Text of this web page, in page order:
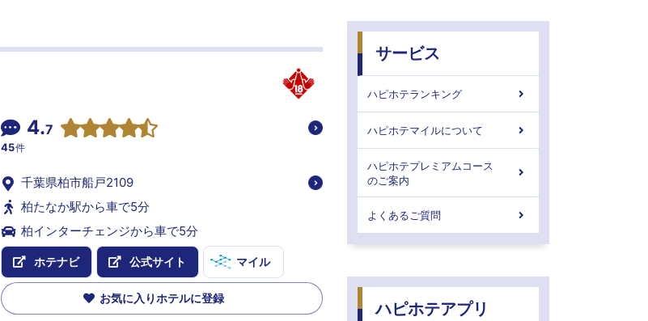
4.7
45件
千葉県柏市船戸2109
柏たなか駅から車で5分
柏インターチェンジから車で5分
ホテナビ 公式サイト マイル
お気に入りホテルに登録
サービス
ハピホテランキング
ハピホテマイルについて
ハピホテプレミアムコース
のご案内
よくあるご質問
ハピホテアプリ